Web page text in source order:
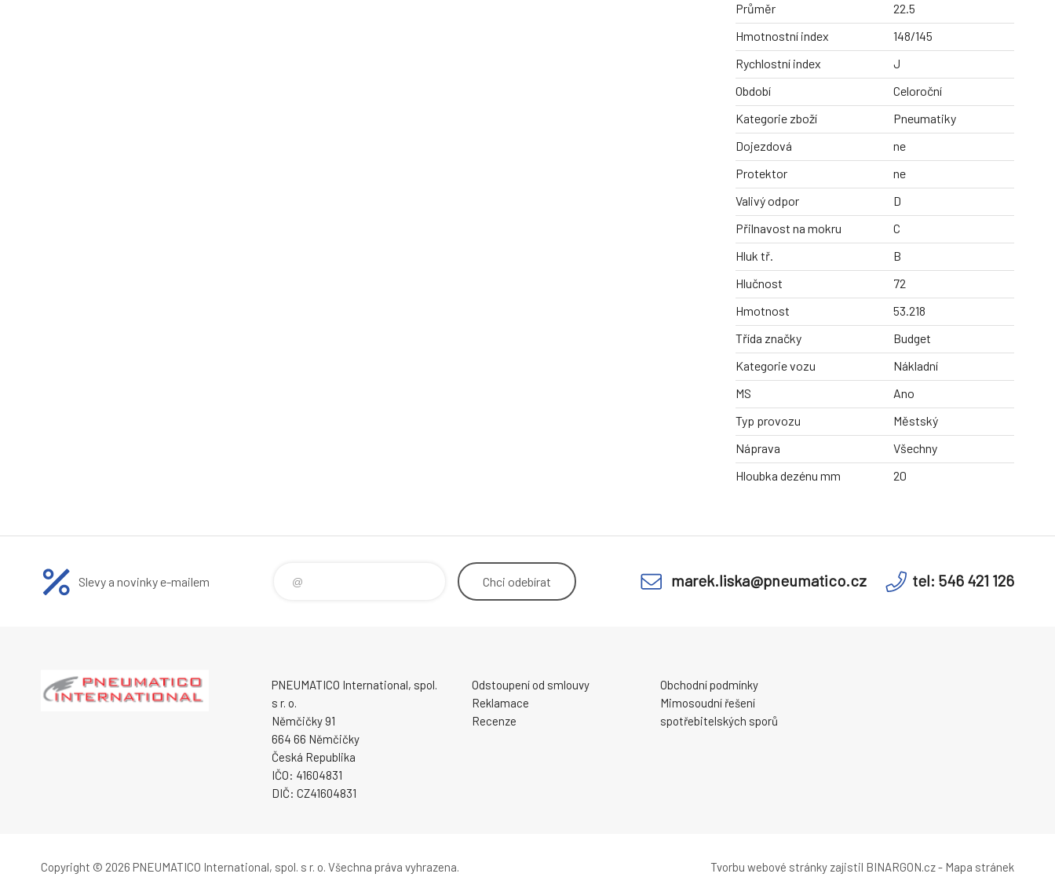
Průměr
22.5
Hmotnostní index
148/145
Rychlostní index
J
Období
Celoroční
Kategorie zboží
Pneumatiky
Dojezdová
ne
Protektor
ne
Valivý odpor
D
Přilnavost na mokru
C
Hluk tř.
B
Hlučnost
72
Hmotnost
53.218
Třída značky
Budget
Kategorie vozu
Nákladní
MS
Ano
Typ provozu
Městský
Náprava
Všechny
Hloubka dezénu mm
20
Slevy a novinky e-mailem Chci odebírat marek.liska@pneumatico.cz tel: 546 421 126
PNEUMATICO International, spol.
s r. o.
Němčičky 91
664 66 Němčičky
Česká Republika
IČO: 41604831
DIČ: CZ41604831
Odstoupení od smlouvy
Reklamace
Recenze
Obchodní podmínky
Mimosoudní řešení
spotřebitelských sporů
Copyright © 2026 PNEUMATICO International, spol. s r. o. Všechna práva vyhrazena. Tvorbu webové stránky zajistil BINARGON.cz- Mapa stránek